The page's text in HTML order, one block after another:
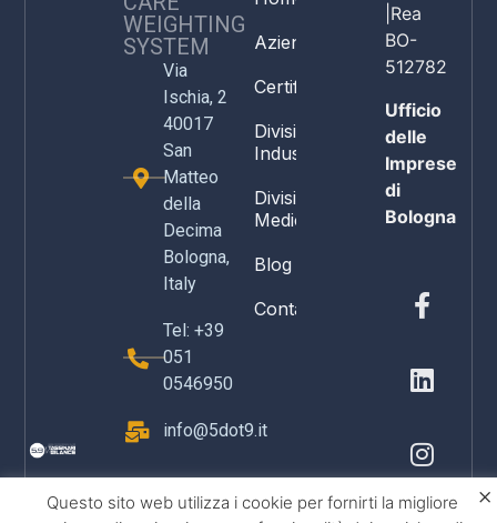
WEIGHTING
SYSTEM
Via
Ischia, 2
40017
San
Matteo
della
Decima
Bologna,
Italy
Tel: +39
051
0546950
info@5dot9.it
Azienda
Certificazioni
Divisione
Industria
Divisione
Medicale
Blog
Contatti
|Rea
BO-
512782
Ufficio
delle
Imprese
di
Bologna
Questo sito web utilizza i cookie per fornirti la migliore
×